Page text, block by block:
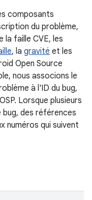
composants
du problème,
la faille CVE, les
, la gravité et les
Open Source
nous associons le
à l'ID du bug,
Lorsque plusieurs
des références
numéros qui suivent